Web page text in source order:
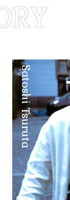
Satoshi Tsuruta